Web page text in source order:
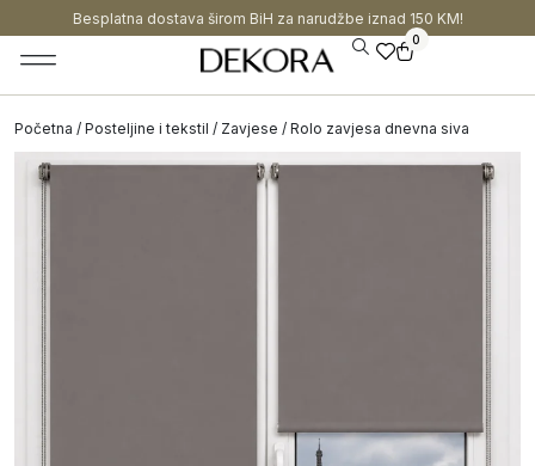
Besplatna dostava širom BiH za narudžbe iznad 150 KM!
0
Početna / Posteljine i tekstil / Zavjese / Rolo zavjesa dnevna siva